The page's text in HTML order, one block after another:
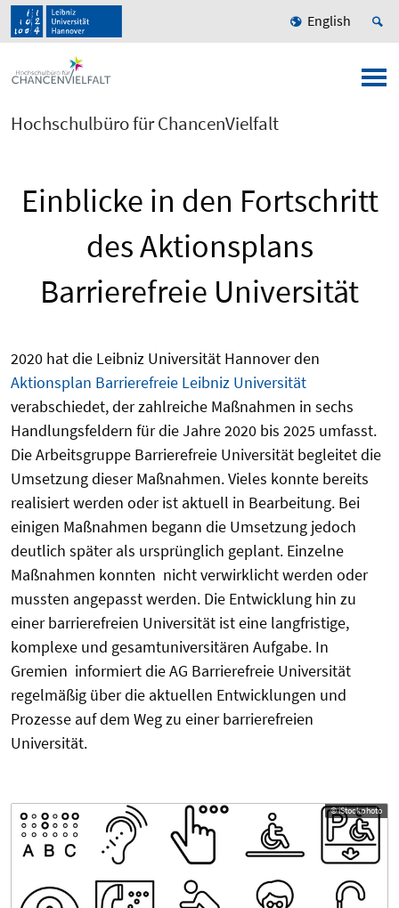
English
Hochschulbüro für ChancenVielfalt
Einblicke in den Fortschritt
des Aktionsplans
Barrierefreie Universität
2020 hat die Leibniz Universität Hannover den
Aktionsplan Barrierefreie Leibniz Universität
verabschiedet, der zahlreiche Maßnahmen in sechs
Handlungsfeldern für die Jahre 2020 bis 2025 umfasst.
Die Arbeitsgruppe Barrierefreie Universität begleitet die
Umsetzung dieser Maßnahmen. Vieles konnte bereits
realisiert werden oder ist aktuell in Bearbeitung. Bei
einigen Maßnahmen begann die Umsetzung jedoch
deutlich später als ursprünglich geplant. Einzelne
Maßnahmen konnten nicht verwirklicht werden oder
mussten angepasst werden. Die Entwicklung hin zu
einer barrierefreien Universität ist eine langfristige,
komplexe und gesamtuniversitären Aufgabe. In
Gremien informiert die AG Barrierefreie Universität
regelmäßig über die aktuellen Entwicklungen und
Prozesse auf dem Weg zu einer barrierefreien
Universität.
© iStockphoto